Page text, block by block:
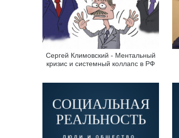
Сергей Климовский - Ментальный
кризис и системный коллапс в РФ